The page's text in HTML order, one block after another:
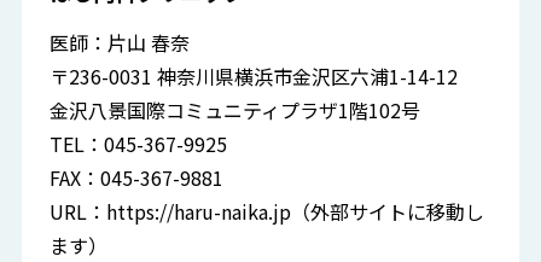
医師：片山 春奈
〒236-0031 神奈川県横浜市金沢区六浦1-14-12
金沢八景国際コミュニティプラザ1階102号
TEL：045-367-9925
FAX：045-367-9881
URL： https://haru-naika.jp （外部サイトに移動し
ます）